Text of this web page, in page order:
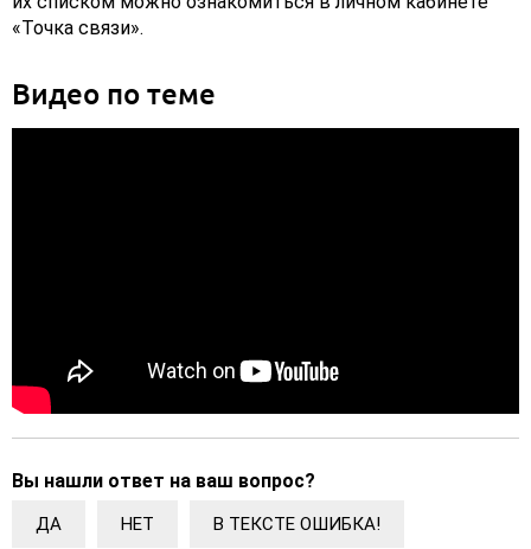
«Точка связи».
Видео по теме
Вы нашли ответ на ваш вопрос?
ДА НЕТ В ТЕКСТЕ ОШИБКА!